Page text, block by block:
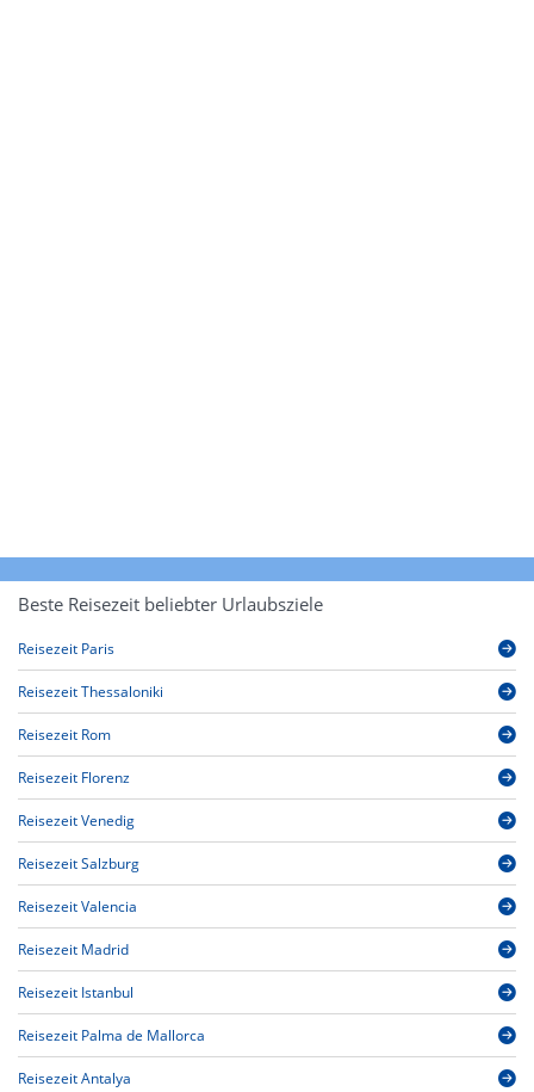
Beste Reisezeit beliebter Urlaubsziele
Reisezeit Paris
Reisezeit Thessaloniki
Reisezeit Rom
Reisezeit Florenz
Reisezeit Venedig
Reisezeit Salzburg
Reisezeit Valencia
Reisezeit Madrid
Reisezeit Istanbul
Reisezeit Palma de Mallorca
Reisezeit Antalya